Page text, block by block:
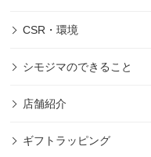
CSR・環境
シモジマのできること
店舗紹介
ギフトラッピング